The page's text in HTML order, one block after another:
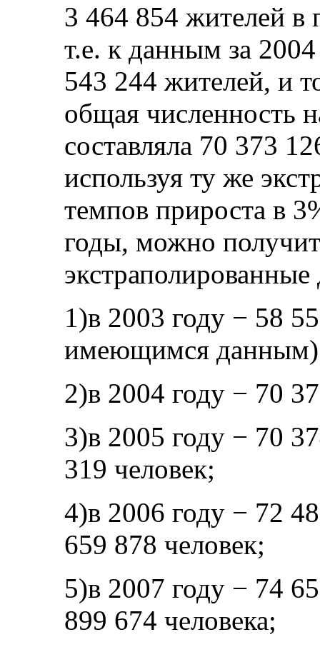
3 464 854 жителей
т.е. к данным за
543 244 жителей, и
общая численность
составляла 70 373
используя ту же
темпов прироста в
годы, можно
1)в 2003 году − 58
имеющимся
2)в 2004 году − 70
3)в 2005 году − 70
319 человек;
4)в 2006 году − 72
659 878 человек;
5)в 2007 году − 74
899 674 человека;